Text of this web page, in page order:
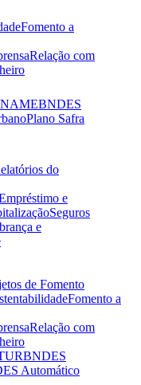
Fomento a
Relação com
BNDES
Plano Safra
do
e
Seguros
e
de Fomento
Fomento a
Relação com
BNDES
Automático